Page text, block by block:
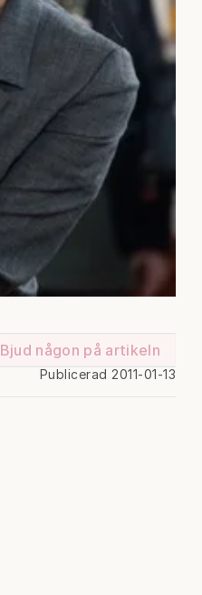
Bjud någon på artikeln
Publicerad 2011-01-13